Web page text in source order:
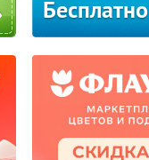
Бесплатно